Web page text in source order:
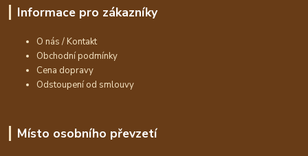
Informace pro zákazníky
O nás / Kontakt
Obchodní podmínky
Cena dopravy
Odstoupení od smlouvy
Místo osobního převzetí